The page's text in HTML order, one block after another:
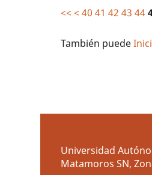
<< < 40 41 42 43 44
También puede
Universidad
Matamoros SN,